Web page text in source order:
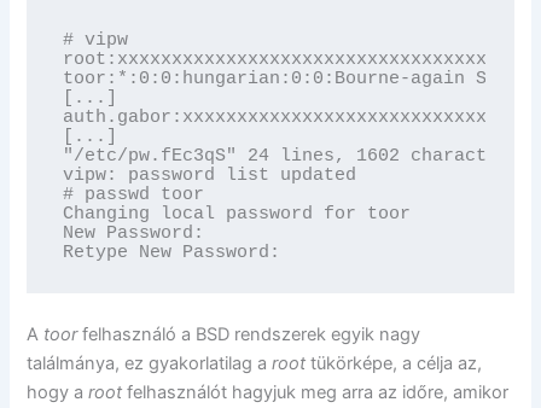
# vipw
toor:*:0:0:hungarian:0:0:Bourne-again
[...]
[...]
"/etc/pw.fEc3qS" 24 lines, 1602 characters
vipw: password list updated
# passwd toor
Changing local password for toor
New Password:
Retype New Password:
A toorfelhasználó a BSD rendszerek egyik nagy
találmánya, ez gyakorlatilag aroot tükörképe, a célja az,
hogy aroot felhasználót hagyjuk meg arra az időre, amikor